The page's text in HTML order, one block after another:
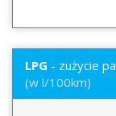
LPG - zużycie
(w l/100km)